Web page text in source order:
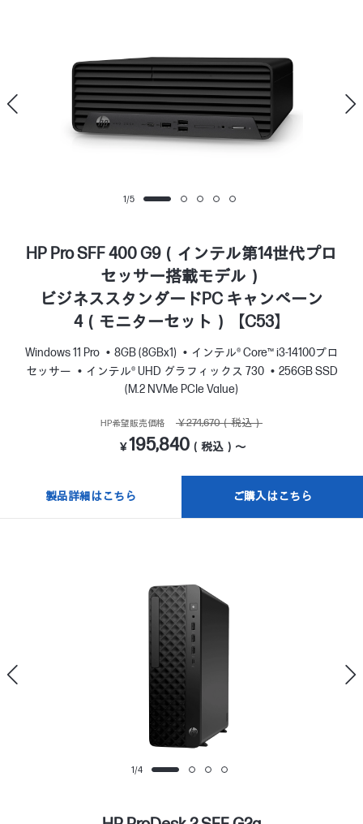
1/5
HP Pro SFF 400 G9（インテル第14世代プロ
セッサー搭載モデル）
ビジネススタンダードPC キャンペーン
4（モニターセット）【C53】
Windows 11 Pro 8GB (8GBx1)
インテル® Core™ i3-14100プロ
セッサー
インテル® UHD グラフィックス 730
256GB SSD
(M.2 NVMe PCIe Value)
HP希望販売価格 ￥274,670（税込）
￥195,840（税込）～
製品詳細はこちら ご購入はこちら
1/4